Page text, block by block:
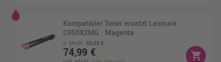
Kompatibler Toner ersetzt Lexmark
C950X2MG · Magenta
o. MwSt. 63,02 €
74,99 € shopping_cart